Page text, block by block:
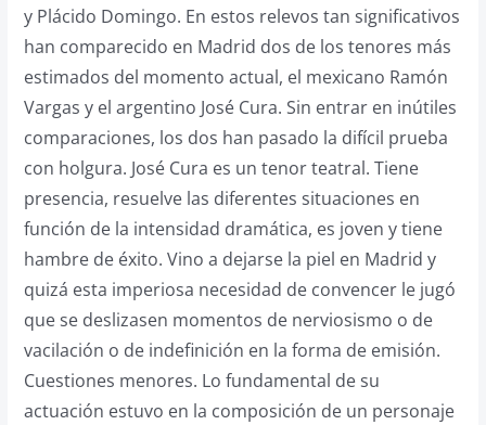
y Plácido Domingo. En estos relevos tan significativos
han comparecido en Madrid dos de los tenores más
estimados del momento actual, el mexicano Ramón
Vargas y el argentino José Cura. Sin entrar en inútiles
comparaciones, los dos han pasado la difícil prueba
con holgura. José Cura es un tenor teatral. Tiene
presencia, resuelve las diferentes situaciones en
función de la intensidad dramática, es joven y tiene
hambre de éxito. Vino a dejarse la piel en Madrid y
quizá esta imperiosa necesidad de convencer le jugó
que se deslizasen momentos de nerviosismo o de
vacilación o de indefinición en la forma de emisión.
Cuestiones menores. Lo fundamental de su
actuación estuvo en la composición de un personaje